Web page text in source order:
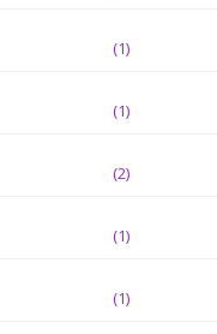
(1)
(1)
(2)
(1)
(1)